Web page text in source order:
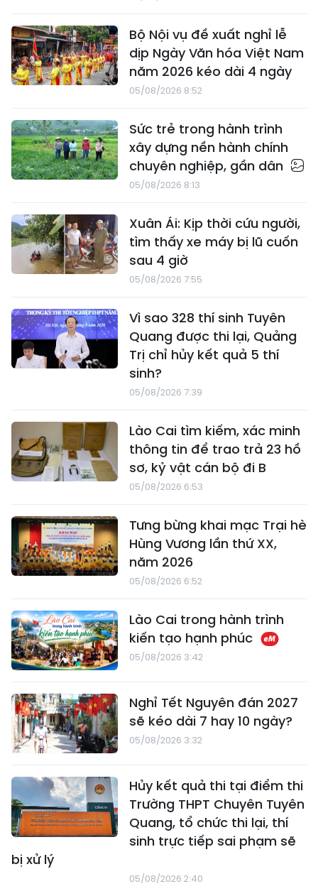
Bộ Nội vụ đề xuất nghỉ lễ
dịp Ngày Văn hóa Việt Nam
năm 2026 kéo dài 4 ngày
05/08/2026 8:52
Sức trẻ trong hành trình
xây dựng nền hành chính
chuyên nghiệp, gần dân
05/08/2026 8:13
Xuân Ái: Kịp thời cứu người,
tìm thấy xe máy bị lũ cuốn
sau 4 giờ
05/08/2026 7:55
Vì sao 328 thí sinh Tuyên
Quang được thi lại, Quảng
Trị chỉ hủy kết quả 5 thí
sinh?
05/08/2026 7:39
Lào Cai tìm kiếm, xác minh
thông tin để trao trả 23 hồ
sơ, kỷ vật cán bộ đi B
05/08/2026 6:53
Tưng bừng khai mạc Trại hè
Hùng Vương lần thứ XX,
năm 2026
05/08/2026 6:52
Lào Cai trong hành trình
kiến tạo hạnh phúc
05/08/2026 3:42
Nghỉ Tết Nguyên đán 2027
sẽ kéo dài 7 hay 10 ngày?
05/08/2026 3:32
Hủy kết quả thi tại điểm thi
Trường THPT Chuyên Tuyên
Quang, tổ chức thi lại, thí
sinh trực tiếp sai phạm sẽ
bị xử lý
05/08/2026 2:40